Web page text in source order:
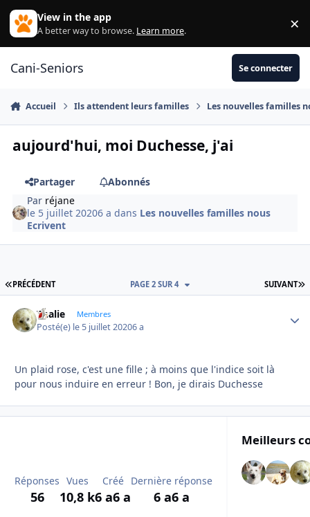
Aller au contenu
View in the app
A better way to browse. Learn more. ×
Cani-Seniors Se connecter
Accueil Ils attendent leurs familles Les nouvelles familles
aujourd'hui, moi Duchesse, j'ai
Partager
Abonnés
Par réjane
le 5 juillet 20206 a dans Les nouvelles familles nous
Ecrivent
PREMIÈRE PAGE
PRÉCÉDENT SUIVANT
PAGE 2 SUR 4
Thalie Membres
Posté(e) le 5 juillet 20206 a
Un plaid rose, c'est une fille ; à moins que l'indice soit là
pour nous induire en erreur ! Bon, je dirais Duchesse
Réponses
56
Vues
10,8 k
Créé
6 a6 a
Dernière réponse
6 a6 a
Meilleurs